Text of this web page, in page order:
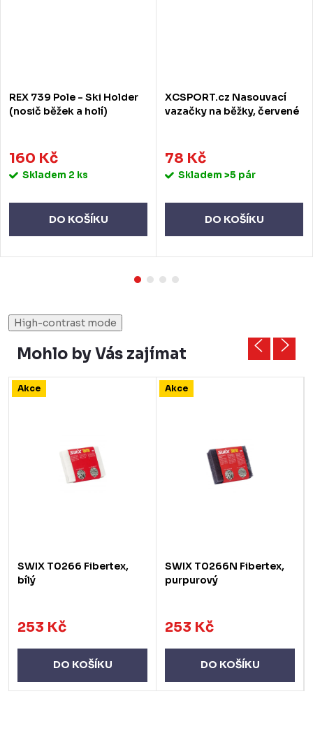
REX 739 Pole - Ski Holder
(nosič běžek a holí)
160 Kč
Skladem 2 ks
DO KOŠÍKU
XCSPORT.cz Nasouvací
vazačky na běžky, červené
78 Kč
Skladem >5 pár
DO KOŠÍKU
High-contrast mode
Mohlo by Vás zajímat
Akce
SWIX T0266 Fibertex,
bílý
253 Kč
DO KOŠÍKU
Akce
SWIX T0266N Fibertex,
purpurový
253 Kč
DO KOŠÍKU